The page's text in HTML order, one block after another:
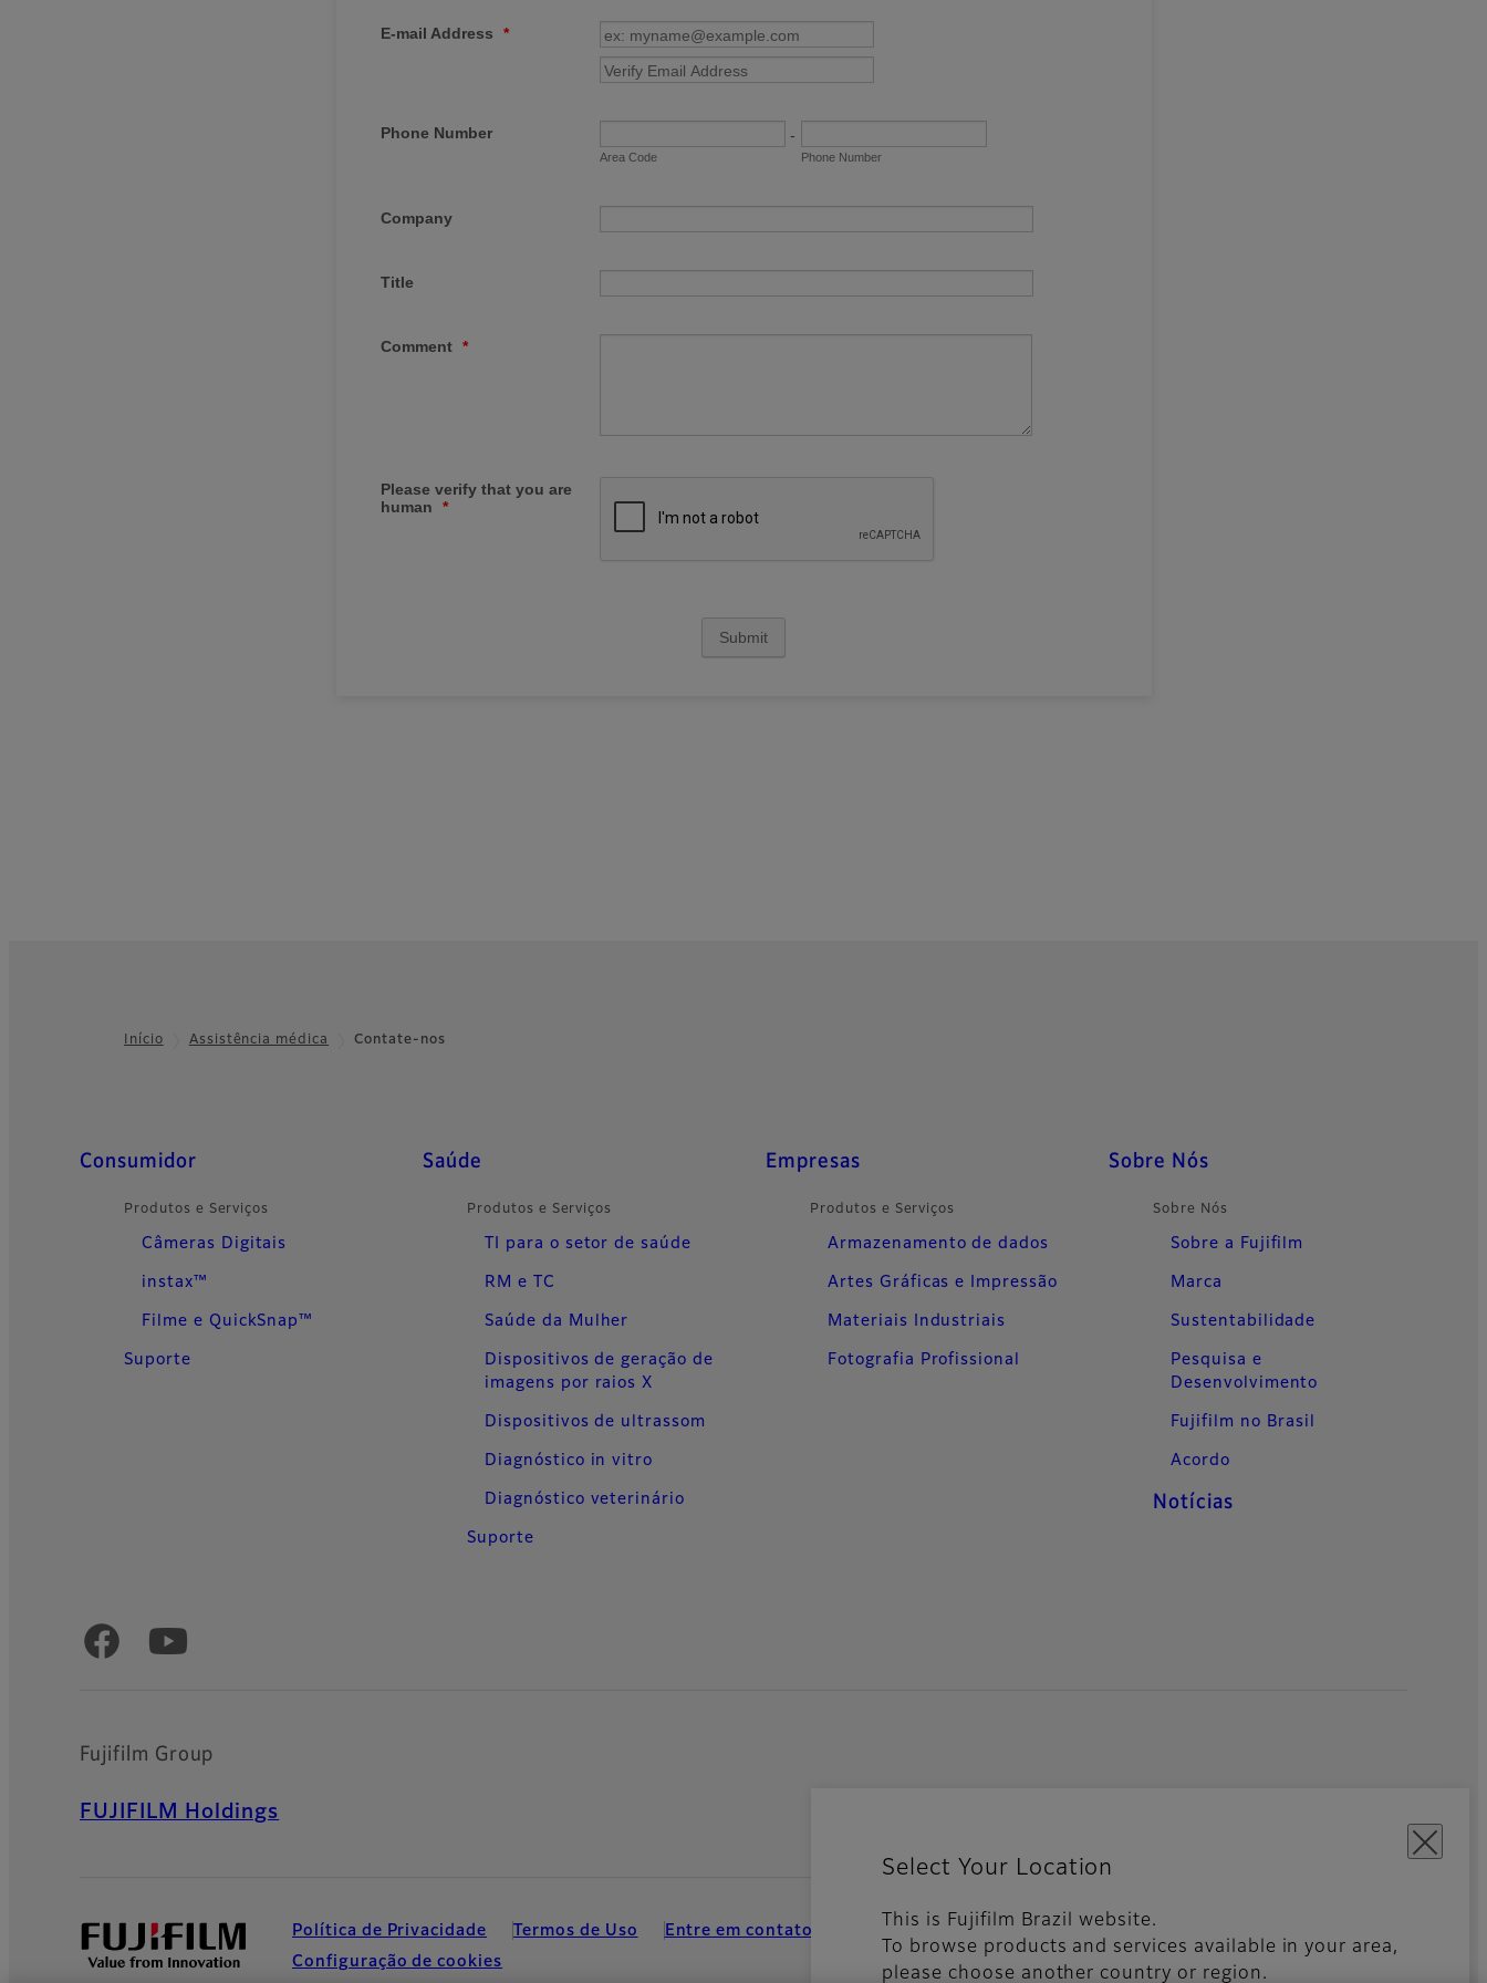
Select Your Location
This is Fujifilm Brazil website.
To browse products and services available in your area,
please choose another country or region.
Início Assistência médica Contate-nos
Quick Links
Consumidor
Produtos e Serviços
Câmeras Digitais
instax™
Filme e QuickSnap™
Suporte
Saúde
Produtos e Serviços
TI para o setor de saúde
RM e TC
Saúde da Mulher
Dispositivos de geração de
imagens por raios X
Dispositivos de ultrassom
Diagnóstico in vitro
Diagnóstico veterinário
Suporte
Empresas
Produtos e Serviços
Armazenamento de dados
Artes Gráficas e Impressão
Materiais Industriais
Fotografia Profissional
Sobre Nós
Sobre Nós
Sobre a Fujifilm
Marca
Sustentabilidade
Pesquisa e
Desenvolvimento
Fujifilm no Brasil
Acordo
Notícias
Official Social Media Accounts
Fujifilm Group
FUJIFILM Holdings
Política de Privacidade Termos de Uso Entre em contato
Aplicativos Móveis
Configuração de cookies